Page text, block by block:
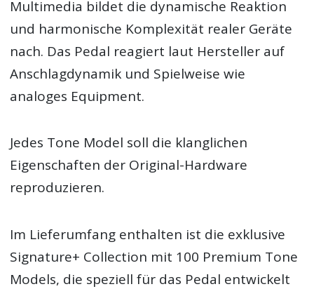
Multimedia bildet die dynamische Reaktion
und harmonische Komplexität realer Geräte
nach. Das Pedal reagiert laut Hersteller auf
Anschlagdynamik und Spielweise wie
analoges Equipment.
Jedes Tone Model soll die klanglichen
Eigenschaften der Original-Hardware
reproduzieren.
Im Lieferumfang enthalten ist die exklusive
Signature+ Collection mit 100 Premium Tone
Models, die speziell für das Pedal entwickelt